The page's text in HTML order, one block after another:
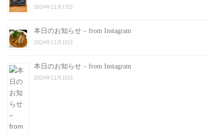
2024年11月17日
本日のお知らせ – from Instagram
2024年11月15日
本日のお知らせ – from Instagram
2024年11月15日